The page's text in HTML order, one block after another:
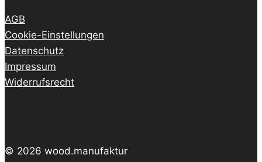
AGB
Cookie-Einstellungen
Datenschutz
Impressum
Widerrufsrecht
© 2026 wood.manufaktur